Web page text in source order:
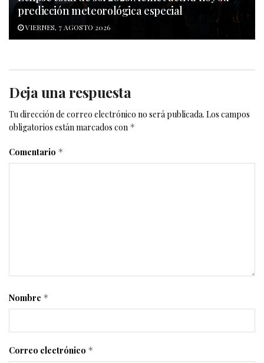
predicción meteorológica especial
VIERNES, 7 AGOSTO 2026
Deja una respuesta
Tu dirección de correo electrónico no será publicada. Los campos
obligatorios están marcados con *
Comentario *
Nombre *
Correo electrónico *